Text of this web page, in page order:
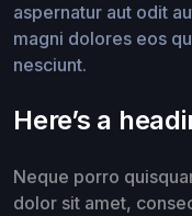
aspernatur aut odit
magni dolores eos
nesciunt.
Here’s a
Neque porro
dolor sit amet,